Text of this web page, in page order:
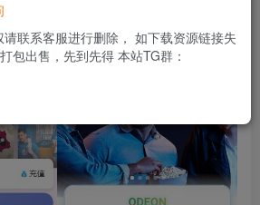
运行流畅，全开源支持任意二次开发
联系客服进行删除， 如下载资源链接失
包出售，先到先得 本站TG群：